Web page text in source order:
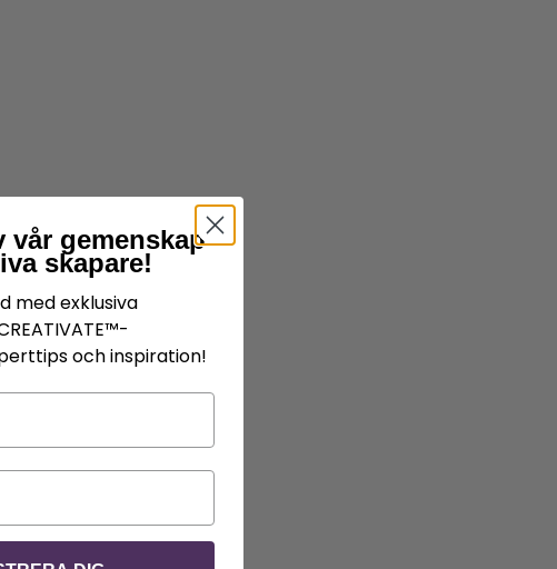
vår gemenskap
skapare!
med exklusiva
och inspiration!